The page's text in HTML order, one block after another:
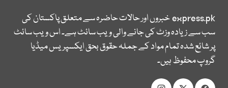
express.pkخبروں اور حالات حاضرہ سے متعلق پاکستان کی
سب سے زیادہ وزٹ کی جانے والی ویب سائٹ ہے۔ اس ویب سائٹ
پر شائع شدہ تمام مواد کے جملہ حقوق بحق ایکسپریس میڈیا
گروپ محفوظ ہیں۔